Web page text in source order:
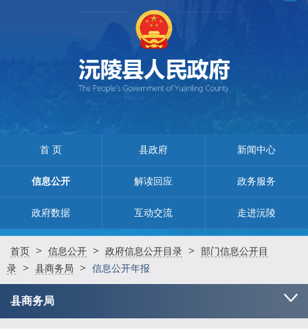
首 页 县政府 新闻中心
信息公开 解读回应 政务服务
政府数据 互动交流 走进沅陵
首页 > 信息公开 > 政府信息公开目录 > 部门信息公开目
录 > 县商务局 > 信息公开年报
县商务局